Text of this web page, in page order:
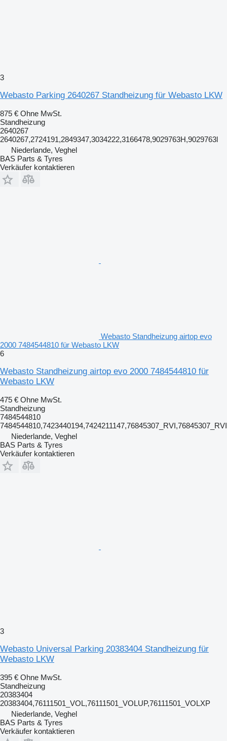
3
Webasto Parking 2640267 Standheizung für Webasto LKW
875 € Ohne MwSt.
Standheizung
2640267
2640267,2724191,2849347,3034222,3166478,9029763H,9029763l
Niederlande, Veghel
BAS Parts & Tyres
Verkäufer kontaktieren
Webasto Standheizung airtop evo
2000 7484544810 für Webasto LKW
6
Webasto Standheizung airtop evo 2000 7484544810 für
Webasto LKW
475 € Ohne MwSt.
Standheizung
7484544810
Niederlande, Veghel
BAS Parts & Tyres
Verkäufer kontaktieren
3
Webasto Universal Parking 20383404 Standheizung für
Webasto LKW
395 € Ohne MwSt.
Standheizung
20383404
20383404,76111501_VOL,76111501_VOLUP,76111501_VOLXP
Niederlande, Veghel
BAS Parts & Tyres
Verkäufer kontaktieren